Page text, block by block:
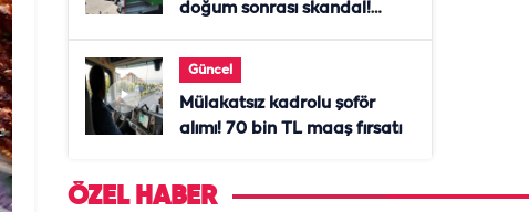
doğum sonrası skandal!
Güncel
Mülakatsız kadrolu şoför
alımı! 70 bin TL maaş fırsatı
ÖZEL HABER